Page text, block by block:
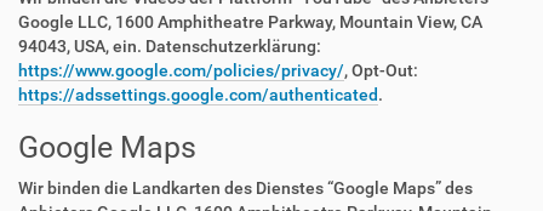
Google LLC, 1600 Amphitheatre Parkway, Mountain View, CA
94043, USA, ein. Datenschutzerklärung:
https://www.google.com/policies/privacy/, Opt-Out:
https://adssettings.google.com/authenticated.
Google Maps
Wir binden die Landkarten des Dienstes “Google Maps” des